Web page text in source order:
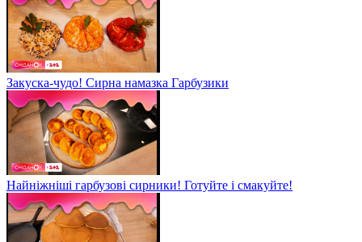
Закуска-чудо! Сирна намазка Гарбузики
Найніжніші гарбузові сирники! Готуйте і смакуйте!